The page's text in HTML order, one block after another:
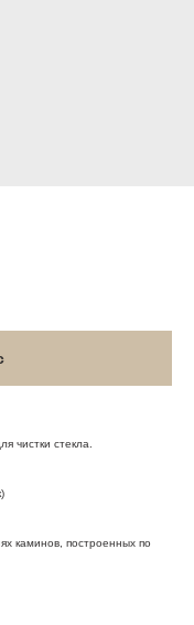
чистки стекла.
каминов, построенных по